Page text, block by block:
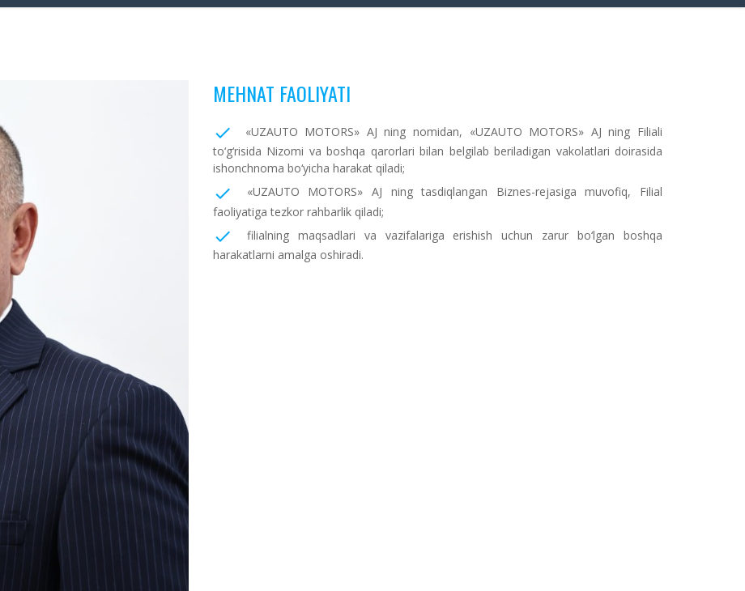
MEHNAT FAOLIYATI
«UZAUTO MOTORS» AJ ning nomidan, «UZAUTO MOTORS» AJ ning Filiali
to‘g‘risida Nizomi va boshqa qarorlari bilan belgilab beriladigan vakolatlari doirasida
ishonchnoma bo‘yicha harakat qiladi;
«UZAUTO MOTORS» AJ ning tasdiqlangan Biznes-rejasiga muvofiq, Filial
faoliyatiga tezkor rahbarlik qiladi;
filialning maqsadlari va vazifalariga erishish uchun zarur bo‘lgan boshqa
harakatlarni amalga oshiradi.